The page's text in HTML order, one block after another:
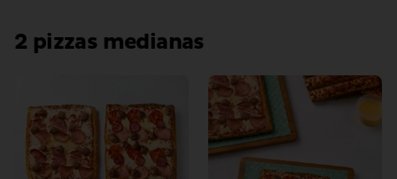
2 pizzas medianas